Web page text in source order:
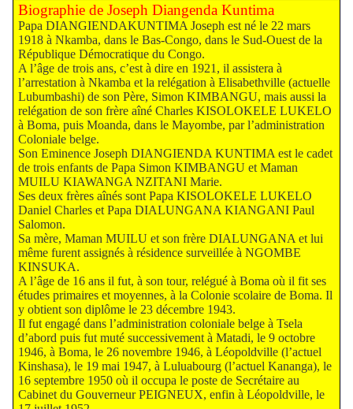
Biographie de Joseph Diangenda Kuntima
Papa DIANGIENDAKUNTIMA Joseph est né le 22 mars
1918 à Nkamba, dans le Bas-Congo, dans le Sud-Ouest de la
République Démocratique du Congo.
A l’âge de trois ans, c’est à dire en 1921, il assistera à
l’arrestation à Nkamba et la relégation à Elisabethville (actuelle
Lubumbashi) de son Père, Simon KIMBANGU, mais aussi la
relégation de son frère aîné Charles KISOLOKELE LUKELO
à Boma, puis Moanda, dans le Mayombe, par l’administration
Coloniale belge.
Son Eminence Joseph DIANGIENDA KUNTIMA est le cadet
de trois enfants de Papa Simon KIMBANGU et Maman
MUILU KIAWANGA NZITANI Marie.
Ses deux frères aînés sont Papa KISOLOKELE LUKELO
Daniel Charles et Papa DIALUNGANA KIANGANI Paul
Salomon.
Sa mère, Maman MUILU et son frère DIALUNGANA et lui
même furent assignés à résidence surveillée à NGOMBE
KINSUKA.
A l’âge de 16 ans il fut, à son tour, relégué à Boma où il fit ses
études primaires et moyennes, à la Colonie scolaire de Boma. Il
y obtient son diplôme le 23 décembre 1943.
Il fut engagé dans l’administration coloniale belge à Tsela
d’abord puis fut muté successivement à Matadi, le 9 octobre
1946, à Boma, le 26 novembre 1946, à Léopoldville (l’actuel
Kinshasa), le 19 mai 1947, à Luluabourg (l’actuel Kananga), le
16 septembre 1950 où il occupa le poste de Secrétaire au
Cabinet du Gouverneur PEIGNEUX, enfin à Léopoldville, le